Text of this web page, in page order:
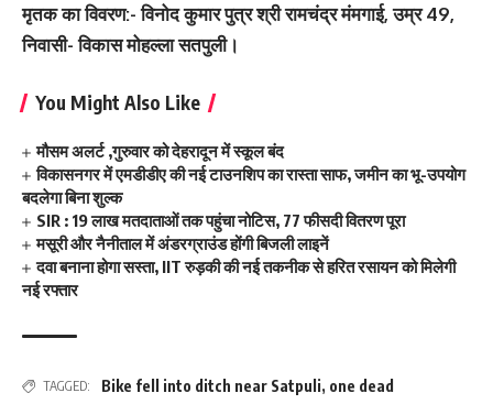
मृतक का विवरण:- विनोद कुमार पुत्र श्री रामचंद्र मंमगाई, उम्र 49,
निवासी- विकास मोहल्ला सतपुली।
You Might Also Like
मौसम अलर्ट ,गुरुवार को देहरादून में स्कूल बंद
विकासनगर में एमडीडीए की नई टाउनशिप का रास्ता साफ, जमीन का भू-उपयोग
बदलेगा बिना शुल्क
SIR : 19 लाख मतदाताओं तक पहुंचा नोटिस, 77 फीसदी वितरण पूरा
मसूरी और नैनीताल में अंडरग्राउंड होंगी बिजली लाइनें
दवा बनाना होगा सस्ता, IIT रुड़की की नई तकनीक से हरित रसायन को मिलेगी
नई रफ्तार
TAGGED: Bike fell into ditch near Satpuli, one dead